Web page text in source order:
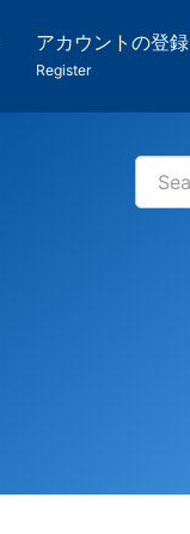
アカウントの登録
Register
検
Search